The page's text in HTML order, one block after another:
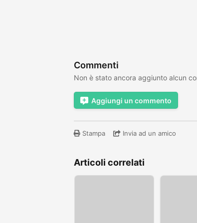
Commenti
Non è stato ancora aggiunto alcun
Aggiungi un commento
Stampa Invia ad un amico
Articoli correlati